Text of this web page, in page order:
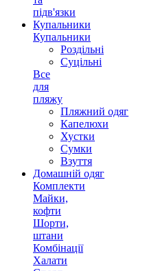
підв'язки
Купальники
Купальники
Роздільні
Суцільні
Все
для
пляжу
Пляжний одяг
Капелюхи
Хустки
Сумки
Взуття
Домашній одяг
Комплекти
Майки,
кофти
Шорти,
штани
Комбінації
Халати